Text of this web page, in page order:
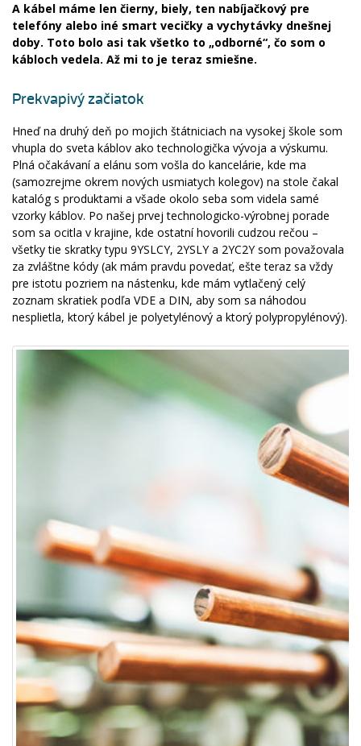
A kábel máme len čierny, biely, ten nabíjačkový pre
telefóny alebo iné smart vecičky a vychytávky dnešnej
doby. Toto bolo asi tak všetko to „odborné“, čo som o
kábloch vedela. Až mi to je teraz smiešne.
Prekvapivý začiatok
Hneď na druhý deň po mojich štátniciach na vysokej škole som
vhupla do sveta káblov ako technologička vývoja a výskumu.
Plná očakávaní a elánu som vošla do kancelárie, kde ma
(samozrejme okrem nových usmiatych kolegov) na stole čakal
katalóg s produktami a všade okolo seba som videla samé
vzorky káblov. Po našej prvej technologicko-výrobnej porade
som sa ocitla v krajine, kde ostatní hovorili cudzou rečou –
všetky tie skratky typu 9YSLCY, 2YSLY a 2YC2Y som považovala
za zvláštne kódy (ak mám pravdu povedať, ešte teraz sa vždy
pre istotu pozriem na nástenku, kde mám vytlačený celý
zoznam skratiek podľa VDE a DIN, aby som sa náhodou
nesplietla, ktorý kábel je polyetylénový a ktorý polypropylénový).